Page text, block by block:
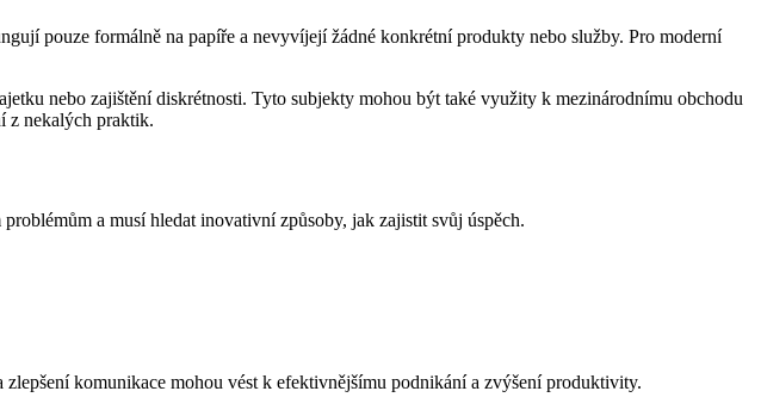
pouze formálně na papíře a nevyvíjejí žádné konkrétní produkty nebo služby. Pro moderní
nebo zajištění diskrétnosti. Tyto subjekty mohou být také využity k mezinárodnímu obchodu
z nekalých praktik.
a musí hledat inovativní způsoby, jak zajistit svůj úspěch.
komunikace mohou vést k efektivnějšímu podnikání a zvýšení produktivity.